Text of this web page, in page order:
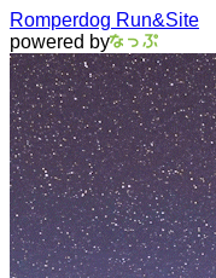
Romperdog Run&Site
powered by